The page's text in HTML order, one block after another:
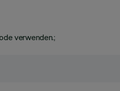
verwenden.;